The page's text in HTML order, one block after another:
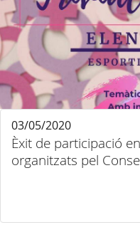
Èxit de participació
organitzats pel
03/05/2020